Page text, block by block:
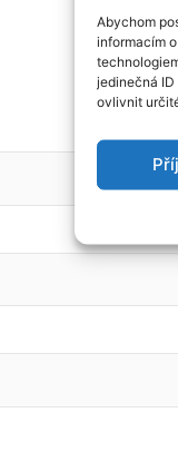
Abychom
informacím
jedinečná
ovlivnit